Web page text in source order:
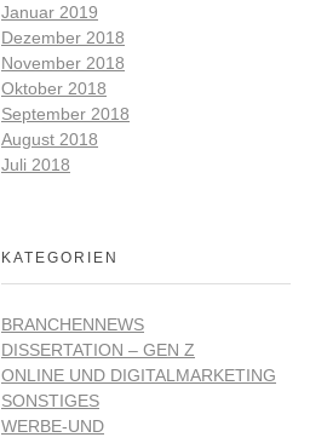
Januar 2019
Dezember 2018
November 2018
Oktober 2018
September 2018
August 2018
Juli 2018
KATEGORIEN
BRANCHENNEWS
DISSERTATION – GEN Z
ONLINE UND DIGITALMARKETING
SONSTIGES
WERBE-UND